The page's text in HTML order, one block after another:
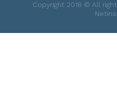
Copyright 2018 © All